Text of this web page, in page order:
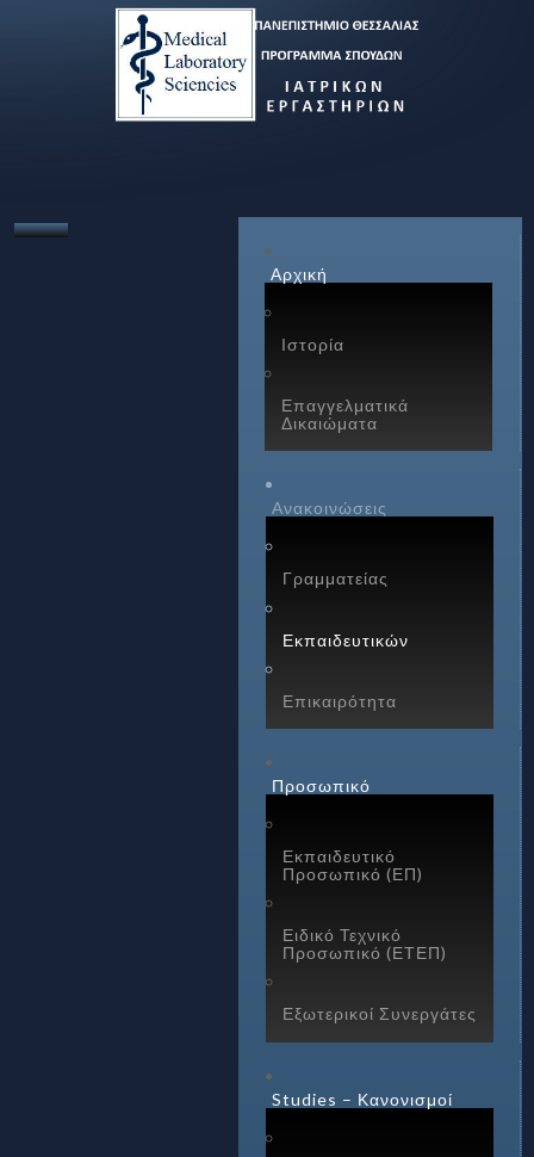
Αρχική
Ιστορία
Επαγγελματικά
Δικαιώματα
Ανακοινώσεις
Γραμματείας
Εκπαιδευτικών
Επικαιρότητα
Προσωπικό
Εκπαιδευτικό
Προσωπικό (ΕΠ)
Ειδικό Τεχνικό
Προσωπικό (ΕΤΕΠ)
Εξωτερικοί Συνεργάτες
Studies – Κανονισμοί